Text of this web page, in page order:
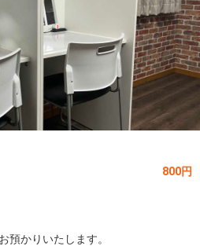
800円
預かりいたします。